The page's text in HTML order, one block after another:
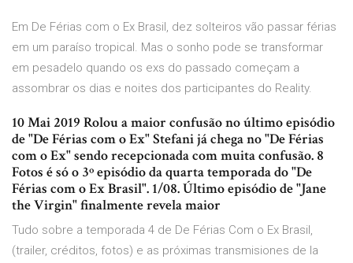
Em De Férias com o Ex Brasil, dez solteiros vão passar férias
em um paraíso tropical. Mas o sonho pode se transformar
em pesadelo quando os exs do passado começam a
assombrar os dias e noites dos participantes do Reality.
10 Mai 2019 Rolou a maior confusão no último episódio
de "De Férias com o Ex" Stefani já chega no "De Férias
com o Ex" sendo recepcionada com muita confusão. 8
Fotos é só o 3º episódio da quarta temporada do "De
Férias com o Ex Brasil". 1/08. Último episódio de "Jane
the Virgin" finalmente revela maior
Tudo sobre a temporada 4 de De Férias Com o Ex Brasil,
(trailer, créditos, fotos) e as próximas transmisiones de la